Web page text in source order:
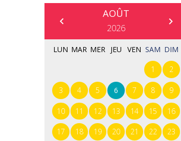
AOÛT
2026
LUN MAR MER JEU VEN SAM DIM
1 2
3 4 5 6 7 8 9
10 11 12 13 14 15 16
17 18 19 20 21 22 23